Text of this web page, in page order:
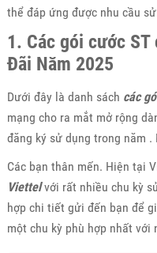
thể đáp ứng được nhu cầu
1. Các gói cước
Đãi Năm 2025
Dưới đây là danh sách các
mạng cho ra mắt mở rộng
đăng ký sử dụng trong năm
Các bạn thân mến. Hiện tại
Viettelvới rất nhiều chu kỳ
hợp chi tiết gửi đến bạn để
một chu kỳ phù hợp nhất với